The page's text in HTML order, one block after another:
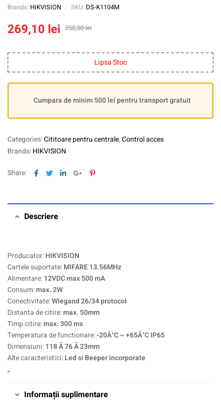
Brands: HIKVISION SKU: DS-K1104M
358,80lei
269,10 lei
Lipsa Stoc
Cumpara de minim 500 lei pentru transport gratuit
Categories:Cititoare pentru centrale,Control acces
Brands:HIKVISION
Share: Facebook
TwitterLinkedinGoogle+Pinterest
Descriere
Producator:HIKVISION
Cartele suportate:MIFARE 13.56MHz
Alimentare:12VDC max 500 mA
Consum:max. 2W
Conectivitate:Wiegand 26/34 protocol
Distanta de citire:max. 50mm
Timp citire:max. 300 ms
Temperatura de functionare:-20Â°C ~ +65Â°C IP65
Dimensiuni:118 Ã 76 Ã 23mm
Alte caracteristici:Led si Beeper incorporate
„
Informații suplimentare